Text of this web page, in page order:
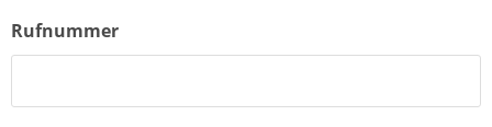
Rufnummer